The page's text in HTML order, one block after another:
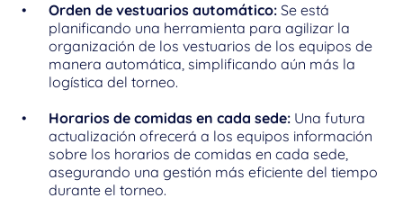
Orden de vestuarios automático: Se está
planificando una herramienta para agilizar la
organización de los vestuarios de los equipos de
manera automática, simplificando aún más la
logística del torneo.
Horarios de comidas en cada sede: Una futura
actualización ofrecerá a los equipos información
sobre los horarios de comidas en cada sede,
asegurando una gestión más eficiente del tiempo
durante el torneo.